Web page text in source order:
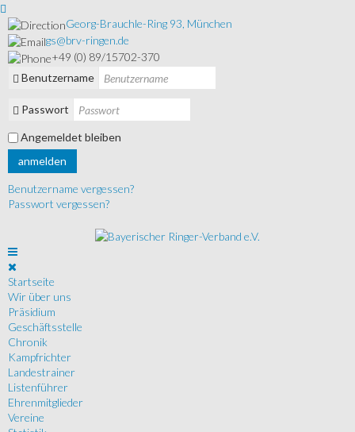
Georg-Brauchle-Ring 93, München
gs@brv-ringen.de
+49 (0) 89/15702-370
Benutzername
Passwort
Angemeldet bleiben
anmelden
Benutzername vergessen?
Passwort vergessen?
Startseite
Wir über uns
Präsidium
Geschäftsstelle
Chronik
Kampfrichter
Landestrainer
Listenführer
Ehrenmitglieder
Vereine